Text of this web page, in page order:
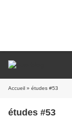
Accueil » études #53
études #53